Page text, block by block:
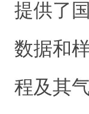
提供了
数据和
程及其